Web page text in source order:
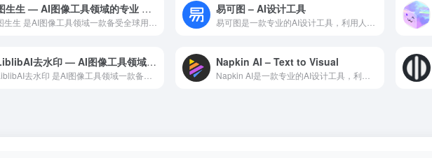
图生生 — AI图像工具领域的专业 AI 工具 易可图 – AI设计工具
LiblibAI去水印 — AI图像工具领域的专业 AI 工具 Napkin AI – Text to Visual